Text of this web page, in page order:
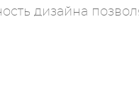
дизайна